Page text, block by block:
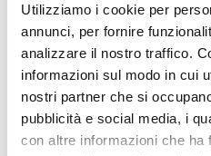
Utilizziamo i cookie per
annunci, per fornire
analizzare il nostro traffico.
informazioni sul modo in cui
nostri partner che si
pubblicità e social media, i
con altre informazioni che ha
Copertura
Analisti
Company
Profile
GOVERNANCE